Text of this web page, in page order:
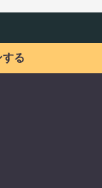
する